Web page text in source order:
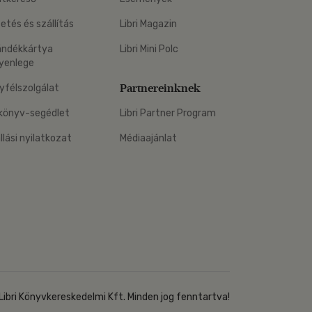
és szállítás
segédlet
nyilatkozat
Libri Magazin
Libri Mini Polc
Partnereinknek
Libri Partner Program
Médiaajánlat
Könyvkereskedelmi Kft. Minden jog fenntartva!